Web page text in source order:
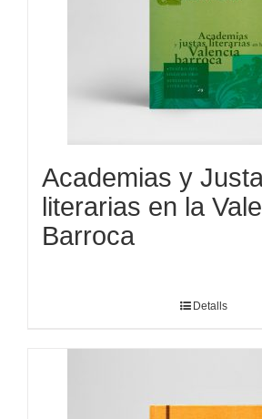
Academias y
literarias en la
Barroca
Detalls